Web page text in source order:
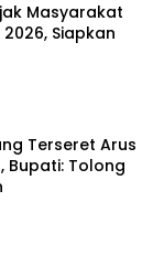
Masyarakat
Siapkan
Terseret Arus
Bupati: Tolong